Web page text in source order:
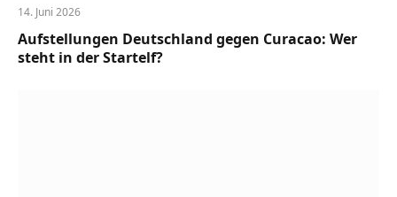
14. Juni 2026
Aufstellungen Deutschland gegen Curacao: Wer
steht in der Startelf?